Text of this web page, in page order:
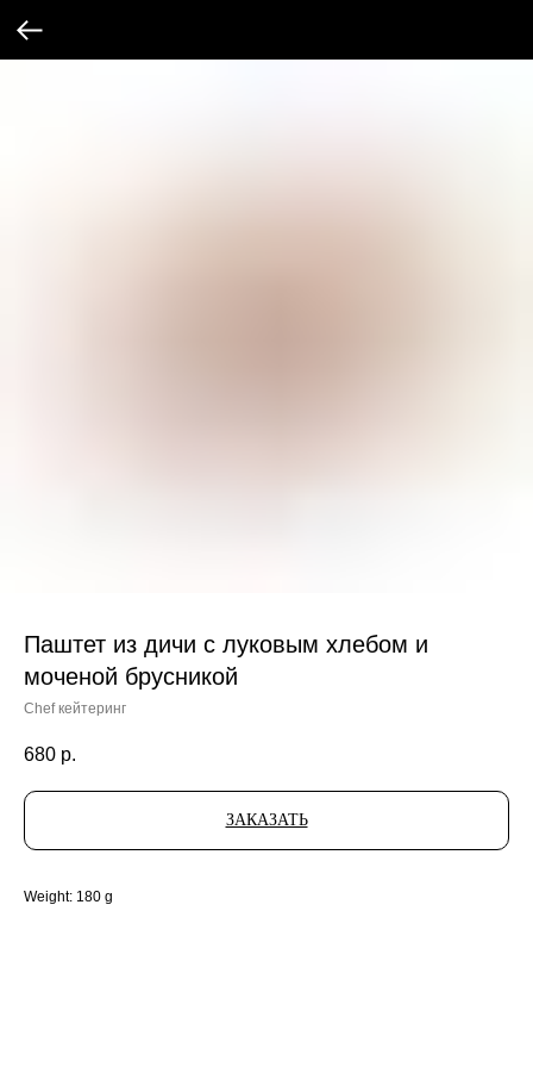
Паштет из дичи с луковым хлебом и
моченой брусникой
Chef кейтеринг
680 р.
ЗАКАЗАТЬ
Weight: 180 g